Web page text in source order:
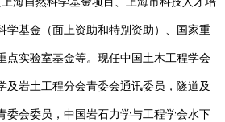
学基金（面上资助和特别资助）、国家重
点实验室基金等。现任中国土木工程学会
及岩土工程分会青委会通讯委员，隧道及
委会委员，中国岩石力学与工程学会水下